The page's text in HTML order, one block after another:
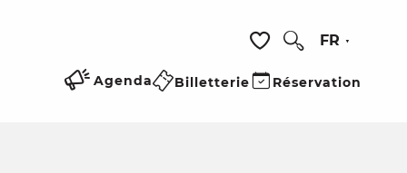
Voir les favoris
FR
Agenda Billetterie Réservation